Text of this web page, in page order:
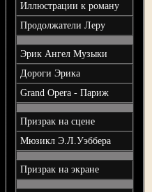
Иллюстрации к роману
Продолжатели Леру
Эрик Ангел Музыки
Дороги Эрика
Grand Opera - Париж
Призрак на сцене
Мюзикл Э.Л.Уэббера
Призрак на экране